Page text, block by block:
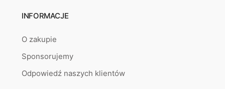
INFORMACJE
O zakupie
Sponsorujemy
Odpowiedź naszych klientów